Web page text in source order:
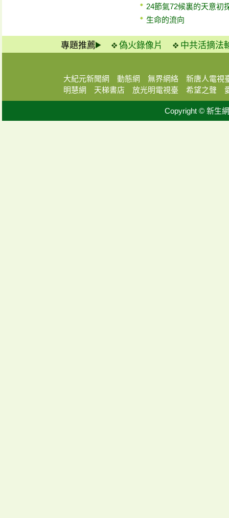
24節氣72候裏的天意初
生命的流向
專題推薦 偽火錄像片 中共活摘法
大紀元新聞網 動態網 無界網絡
新唐人電視
明慧網
天梯書店 放光明電視臺 希望之聲
Copyright © 新生